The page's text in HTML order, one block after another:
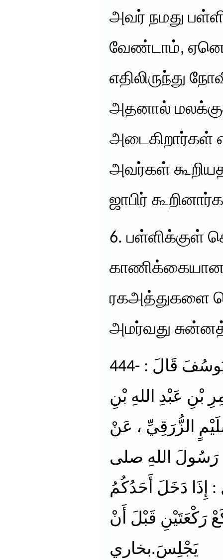
அவர் நமது
வேண்டாம்,
எதிலிருந்து
அதனால்
அடைகிறார்கள்
அவர்கள்
ஜாபிர்
6. பள்ளிக்குள்
ரகஅத்துகளை
அமர்வது
444- حَدَّثَنَا عَبْدُ اللهِ بْنُ يُوسُفَ قَالَ :
بْنِ عَبْدِ اللهِ بْنِ
الزُّرَقِيِّ ، عَنْ
رَسُولَ اللهِ صلى
: إِذَا دَخَلَ أَحَدُكُمُ
رَكْعَتَيْنِ قَبْلَ أَنْ
يَجْلِسَ.بخاري